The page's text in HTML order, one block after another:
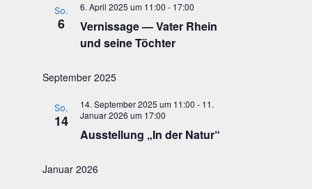
So.
6
Ver­nis­sa­ge — Vater Rhein
und sei­ne Töchter
6. April 2025 um 11:00 - 17:00
September 2025
So.
14
Aus­stel­lung „In der Natur“
14. September 2025 um 11:00 - 11.
Januar 2026 um 17:00
Januar 2026